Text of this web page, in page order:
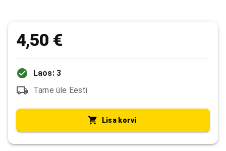
4,50 €
Laos: 3
Tarne üle Eesti
Lisa korvi